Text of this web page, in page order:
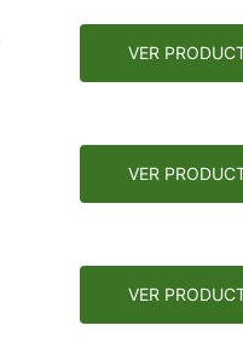
VER
VER
VER